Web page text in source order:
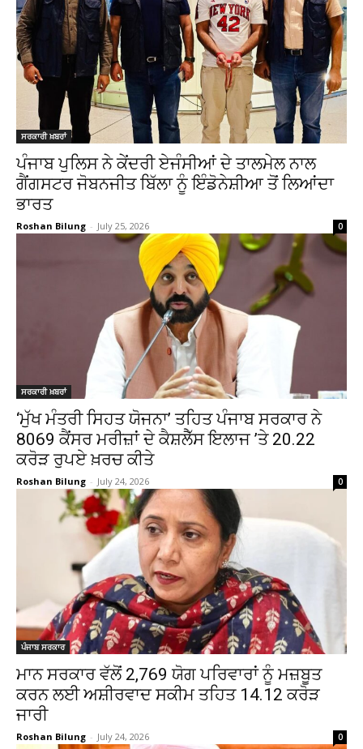
ਸਰਕਾਰੀ ਖ਼ਬਰਾਂ
ਪੰਜਾਬ ਪੁਲਿਸ ਨੇ ਕੇਂਦਰੀ ਏਜੰਸੀਆਂ ਦੇ ਤਾਲਮੇਲ ਨਾਲ
ਗੈਂਗਸਟਰ ਜੋਬਨਜੀਤ ਬਿੱਲਾ ਨੂੰ ਇੰਡੋਨੇਸ਼ੀਆ ਤੋਂ ਲਿਆਂਦਾ
ਭਾਰਤ
Roshan Bilung - July 25, 2026 0
ਸਰਕਾਰੀ ਖ਼ਬਰਾਂ
‘ਮੁੱਖ ਮੰਤਰੀ ਸਿਹਤ ਯੋਜਨਾ’ ਤਹਿਤ ਪੰਜਾਬ ਸਰਕਾਰ ਨੇ
8069 ਕੈਂਸਰ ਮਰੀਜ਼ਾਂ ਦੇ ਕੈਸ਼ਲੈੱਸ ਇਲਾਜ ’ਤੇ 20.22
ਕਰੋੜ ਰੁਪਏ ਖ਼ਰਚ ਕੀਤੇ
Roshan Bilung - July 24, 2026 0
ਪੰਜਾਬ ਸਰਕਾਰ
ਮਾਨ ਸਰਕਾਰ ਵੱਲੋਂ 2,769 ਯੋਗ ਪਰਿਵਾਰਾਂ ਨੂੰ ਮਜ਼ਬੂਤ
ਕਰਨ ਲਈ ਅਸ਼ੀਰਵਾਦ ਸਕੀਮ ਤਹਿਤ ₹14.12 ਕਰੋੜ
ਜਾਰੀ
Roshan Bilung - July 24, 2026 0